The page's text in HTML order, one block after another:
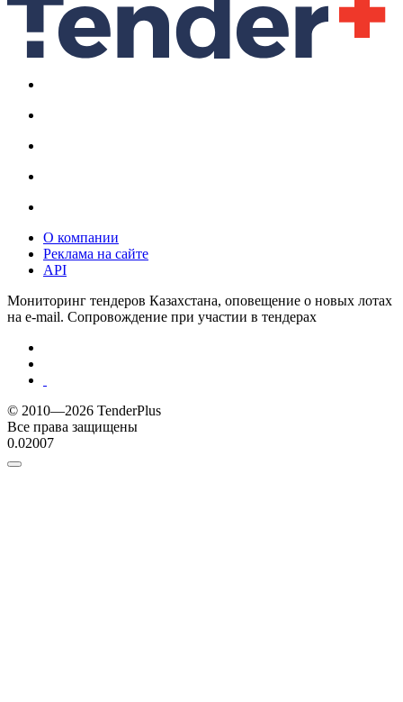
О компании
Реклама на сайте
API
Мониторинг тендеров Казахстана, оповещение о новых лотах
на e-mail. Сопровождение при участии в тендерах
© 2010—2026 TenderPlus
Все права защищены
0.02007